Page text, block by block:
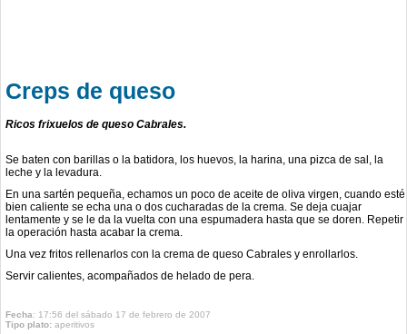
Creps de queso
Ricos frixuelos de queso Cabrales.
Se baten con barillas o la batidora, los huevos, la harina, una pizca de sal, la
leche y la levadura.
En una sartén pequeña, echamos un poco de aceite de oliva virgen, cuando esté
bien caliente se echa una o dos cucharadas de la crema. Se deja cuajar
lentamente y se le da la vuelta con una espumadera hasta que se doren. Repetir
la operación hasta acabar la crema.
Una vez fritos rellenarlos con la crema de queso Cabrales y enrollarlos.
Servir calientes, acompañados de helado de pera.
Fecha: 17:56 del sábado 17 de febrero de 2007
Tipo plato: aperitivos